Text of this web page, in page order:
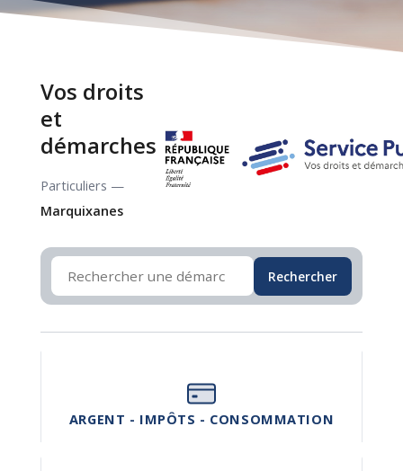
Vos droits
et
démarches
Particuliers —
Marquixanes
Rechercher
ARGENT - IMPÔTS - CONSOMMATION